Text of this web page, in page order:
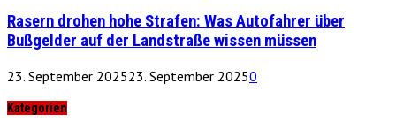
Rasern drohen hohe Strafen: Was Autofahrer über
Bußgelder auf der Landstraße wissen müssen
23. September 202523. September 20250
Kategorien